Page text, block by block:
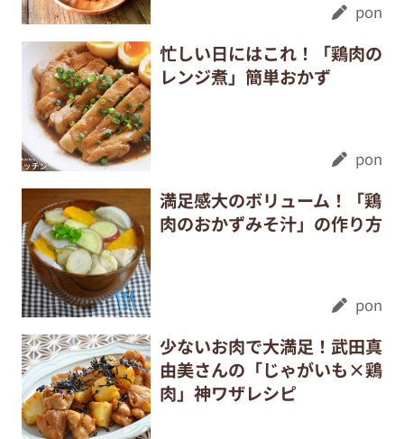
pon
忙しい日にはこれ！「鶏肉の
レンジ煮」簡単おかず
pon
満足感大のボリューム！「鶏
肉のおかずみそ汁」の作り方
pon
少ないお肉で大満足！武田真
由美さんの「じゃがいも×鶏
肉」神ワザレシピ